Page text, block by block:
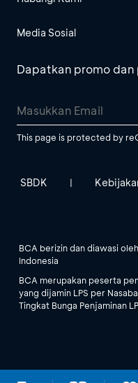
Media Sosial
Dapatkan promo
This page is protected by
SBDK |
BCA berizin dan diawasi
Indonesia
BCA merupakan peserta
yang dijamin LPS per
Tingkat Bunga Penjaminan